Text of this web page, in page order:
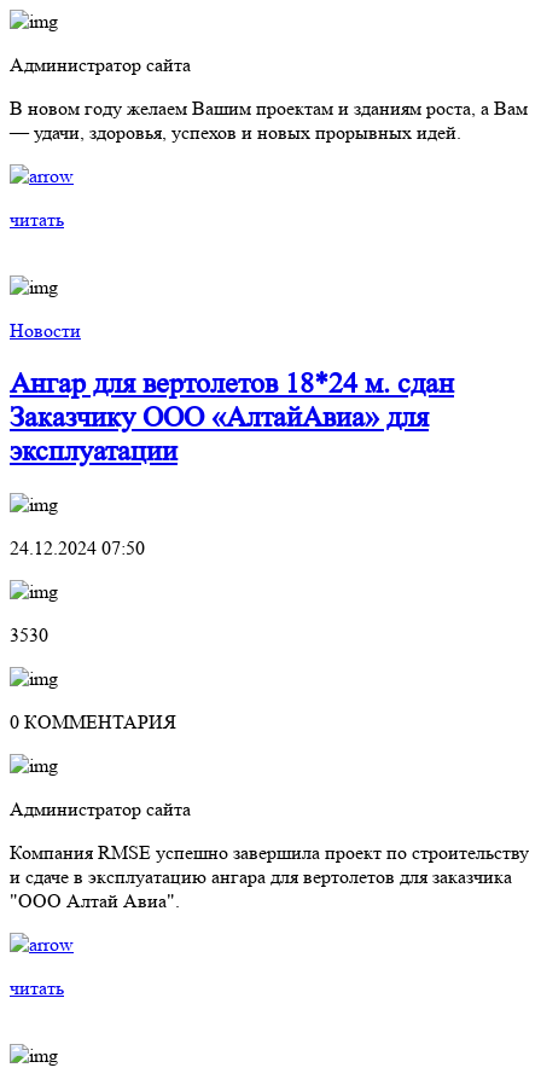
Администратор сайта
В новом году желаем Вашим проектам и зданиям роста, а Вам
— удачи, здоровья, успехов и новых прорывных идей.
читать
Новости
Ангар для вертолетов 18*24 м. сдан
Заказчику ООО «АлтайАвиа» для
эксплуатации
24.12.2024 07:50
3530
0 КОММЕНТАРИЯ
Администратор сайта
Компания RMSE успешно завершила проект по строительству
и сдаче в эксплуатацию ангара для вертолетов для заказчика
"ООО Алтай Авиа".
читать